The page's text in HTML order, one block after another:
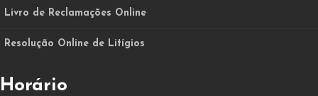
Livro de Reclamações Online
Resolução Online de Litígios
Horário